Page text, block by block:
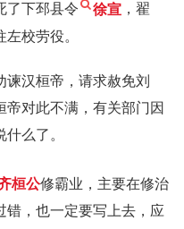
了下邳县令 徐宣 ，翟
校劳役。
谏汉桓帝，请求赦免刘
对此不满，有关部门因
么了。
桓公修霸业，主要在修治
错，也一定要写上去，应